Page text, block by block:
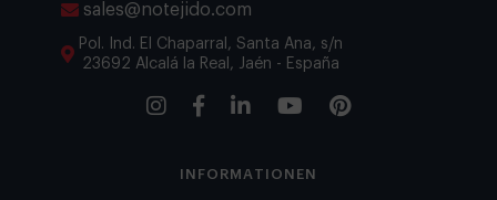
sales@notejido.com
Pol. Ind. El Chaparral, Santa Ana, s/n
23692 Alcalá la Real, Jaén - España
INFORMATIONEN